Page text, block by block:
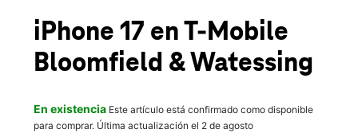
location_on
232 Bloomfield Avenue Bloomfield, NJ 07003
iPhone 17 en T-Mobile
Bloomfield & Watessing
En existencia Este artículo está confirmado como disponible
para comprar. Última actualización el 2 de agosto